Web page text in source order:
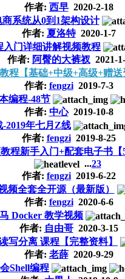
作者: 西早2020-2-18
系统从0到1架构设计
作者: 夏洛特2020-1-7
入门详细讲解视频教程
作者: 阿臀的大裤衩 2021-
程【基础+中级+高级+赠送
作者: fengzi2019-7-3
编程-48节
作者: 中心2019-10-8
2019年七月Z线
作者: fengzi2019-8-25
程新手入门+配套电子书【
...23
作者: fengzi2019-6-22
频全套全开源（最新版）
作者: fengzi2020-6-6
Docker 教学视频
作者: 自由哥2020-3-15
写分离 课程【完整资料】
作者: 老薛2020-9-29
Shell编程